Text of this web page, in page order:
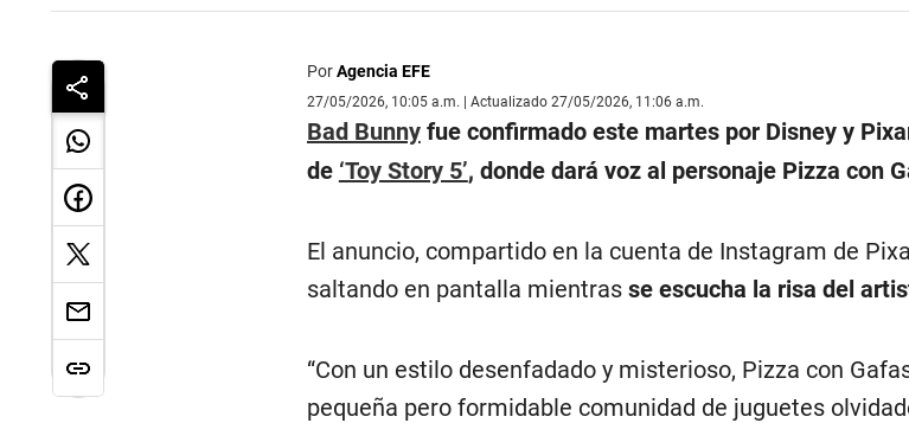
PorAgencia EFE
27/05/2026, 10:05 a.m. | Actualizado 27/05/2026, 11:06 a.m.
Bad Bunnyfue confirmado este martes por Disney y
de ‘Toy Story 5’, donde dará voz al personaje Pizza con
El anuncio, compartido en la cuenta de Instagram de
saltando en pantalla mientras se escucha la risa del
“Con un estilo desenfadado y misterioso, Pizza con
pequeña pero formidable comunidad de juguetes